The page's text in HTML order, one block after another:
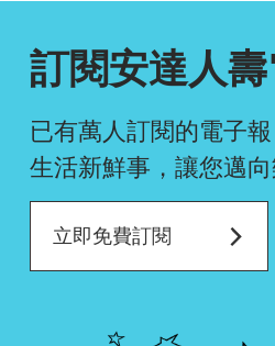
訂閱安達人
已有萬人訂閱的電子
生活新鮮事， 讓您邁向
立即免費訂閱